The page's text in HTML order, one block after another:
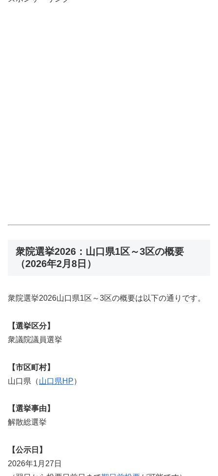
衆院選挙2026：山口県1区～3区の概要
（2026年2月8日）
衆院選挙2026山口県1区～3区の概要は以下の通りです。
【選挙区分】
衆議院議員選挙
【市区町村】
山口県（山口県HP）
【選挙事由】
解散総選挙
【公示日】
2026年1月27日